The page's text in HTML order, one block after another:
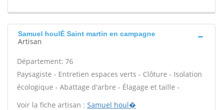
Samuel houlÉ Saint martin en campagne
Artisan
Département: 76
Paysagiste - Entretien espaces verts - Clôture - Isolation
écologique - Abattage d'arbre - Élagage et taille -
Voir la fiche artisan : Samuel houl�